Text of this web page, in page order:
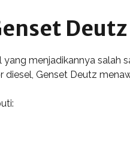
Deutz
menjadikannya salah
diesel, Genset Deutz